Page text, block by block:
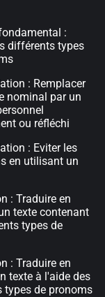
:
différents types
: Remplacer
nominal par un
ou réfléchi
: Eviter les
en utilisant un
: Traduire en
texte contenant
types de
: Traduire en
texte à l'aide des
types de pronoms